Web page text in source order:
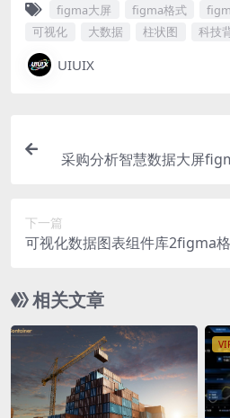
figma大屏 figma格式
可视化
大数据 柱状图 科技
UIUIX
采购分析智慧数据大屏
下一篇
可视化数据图表组件库2figma格
相关文章